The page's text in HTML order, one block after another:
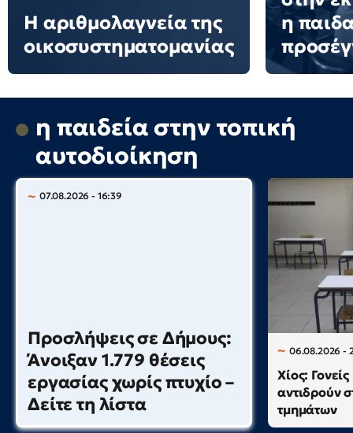
Η αριθμολαγνεία της
οικοσυστηματομανίας
η
η παιδεία στην τοπική
αυτοδιοίκηση
07.08.2026 - 16:39
Προσλήψεις σε Δήμους:
Άνοιξαν 1.779 θέσεις
εργασίας χωρίς πτυχίο –
Δείτε τη λίστα
06.08.2026 -
Χίος:
αντιδρούν
τμημάτων